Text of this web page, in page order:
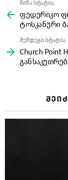
more
წინა სტატია
ფედერიკო
ტოსკანური
შემდეგი სტატია
Church Point